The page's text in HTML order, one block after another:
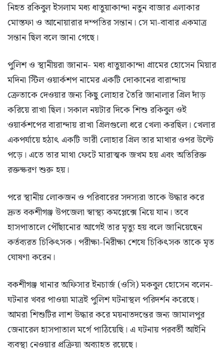
নিহত রকিবুল ইসলাম মধ্য ধাতুয়াকান্দা নতুন বাজার এলাকার
মোস্তফা ও আনোয়ারার দম্পতির সন্তান। সে মা-বাবার একমাত্র
সন্তান ছিল বলে জানা গেছে।
পুলিশ ও স্থানীয়রা জানান- মধ্য ধাতুয়াকান্দা গ্রামের হোসেন মিয়ার
মদিনা স্টিল ওয়ার্কশপ নামের একটি দোকানের বারান্দায়
ক্রেতাকে দেওয়ার জন্য কিছু লোহার তৈরি জানালার গ্রিল দাঁড়
করিয়ে রাখা ছিল। সকাল নয়টার দিকে শিশু রকিবুল ওই
ওয়ার্কশপের বারান্দায় রাখা গ্রিলগুলো ধরে খেলা করছিল। খেলার
একপর্যায়ে হঠাৎ একটি ভারী লোহার গ্রিল তার মাথার ওপর উল্টে
পড়ে। এতে তার মাথা ফেটে মারাত্মক জখম হয় এবং অতিরিক্ত
রক্তক্ষরণ শুরু হয়।
পরে স্থানীয় লোকজন ও পরিবারের সদস্যরা তাকে উদ্ধার করে
দ্রুত বকশীগঞ্জ উপজেলা স্বাস্থ্য কমপ্লেক্সে নিয়ে যান। তবে
হাসপাতালে পৌঁছানোর আগেই তার মৃত্যু হয় বলে জানিয়েছেন
কর্তব্যরত চিকিৎসক। পরীক্ষা-নিরীক্ষা শেষে চিকিৎসক তাকে মৃত
ঘোষণা করেন।
বকশীগঞ্জ থানার অফিসার ইনচার্জ (ওসি) মকবুল হোসেন বলেন-
ঘটনার খবর পাওয়া মাত্রই পুলিশ ঘটনাস্থল পরিদর্শন করেছে।
আমরা শিশুটির লাশ উদ্ধার করে ময়নাতদন্তের জন্য জামালপুর
জেনারেল হাসপাতাল মর্গে পাঠিয়েছি। এ ঘটনায় পরবর্তী আইনি
ব্যবস্থা নেওয়ার প্রক্রিয়া অব্যাহত রয়েছে।